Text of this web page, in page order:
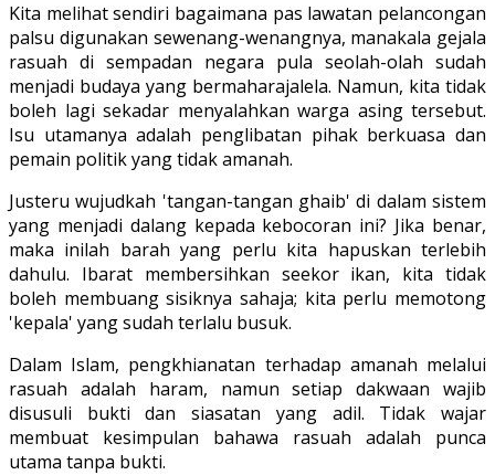
Kita melihat sendiri bagaimana pas lawatan pelancongan
palsu digunakan sewenang-wenangnya, manakala gejala
rasuah di sempadan negara pula seolah-olah sudah
menjadi budaya yang bermaharajalela. Namun, kita tidak
boleh lagi sekadar menyalahkan warga asing tersebut.
Isu utamanya adalah penglibatan pihak berkuasa dan
pemain politik yang tidak amanah.
Justeru wujudkah 'tangan-tangan ghaib' di dalam sistem
yang menjadi dalang kepada kebocoran ini? Jika benar,
maka inilah barah yang perlu kita hapuskan terlebih
dahulu. Ibarat membersihkan seekor ikan, kita tidak
boleh membuang sisiknya sahaja; kita perlu memotong
'kepala' yang sudah terlalu busuk.
Dalam Islam, pengkhianatan terhadap amanah melalui
rasuah adalah haram, namun setiap dakwaan wajib
disusuli bukti dan siasatan yang adil. Tidak wajar
membuat kesimpulan bahawa rasuah adalah punca
utama tanpa bukti.